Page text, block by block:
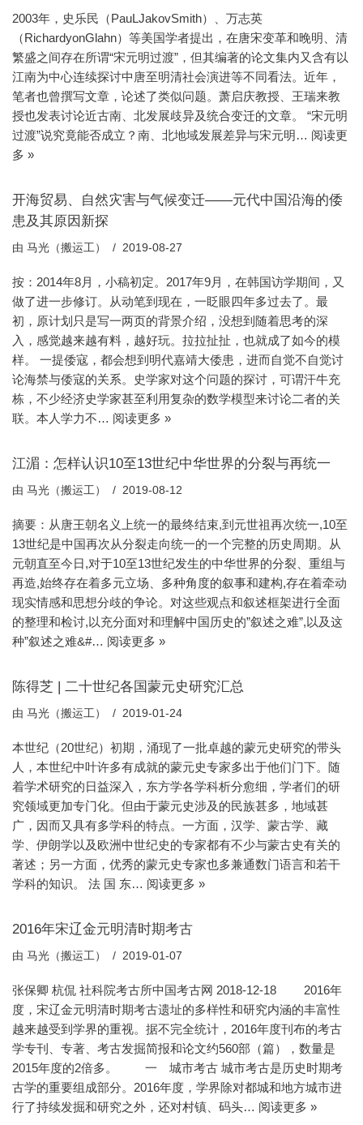
2003年，史乐民（PauLJakovSmith）、万志英
（RichardyonGlahn）等美国学者提出，在唐宋变革和晚明、清
繁盛之间存在所谓“宋元明过渡”，但其编著的论文集内又含有以
江南为中心连续探讨中唐至明清社会演进等不同看法。近年，
笔者也曾撰写文章，论述了类似问题。萧启庆教授、王瑞来教
授也发表讨论近古南、北发展歧异及统合变迁的文章。 “宋元明
过渡”说究竟能否成立？南、北地域发展差异与宋元明… 阅读更
多 »
开海贸易、自然灾害与气候变迁——元代中国沿海的倭
患及其原因新探
由 马光（搬运工） 2019-08-27
按：2014年8月，小稿初定。2017年9月，在韩国访学期间，又
做了进一步修订。从动笔到现在，一眨眼四年多过去了。最
初，原计划只是写一两页的背景介绍，没想到随着思考的深
入，感觉越来越有料，越好玩。拉拉扯扯，也就成了如今的模
样。 一提倭寇，都会想到明代嘉靖大倭患，进而自觉不自觉讨
论海禁与倭寇的关系。史学家对这个问题的探讨，可谓汗牛充
栋，不少经济史学家甚至利用复杂的数学模型来讨论二者的关
联。本人学力不… 阅读更多 »
江湄：怎样认识10至13世纪中华世界的分裂与再统一
由 马光（搬运工） 2019-08-12
摘要：从唐王朝名义上统一的最终结束,到元世祖再次统一,10至
13世纪是中国再次从分裂走向统一的一个完整的历史周期。从
元朝直至今日,对于10至13世纪发生的中华世界的分裂、重组与
再造,始终存在着多元立场、多种角度的叙事和建构,存在着牵动
现实情感和思想分歧的争论。对这些观点和叙述框架进行全面
的整理和检讨,以充分面对和理解中国历史的”叙述之难”,以及这
种”叙述之难&#… 阅读更多 »
陈得芝 | 二十世纪各国蒙元史研究汇总
由 马光（搬运工） 2019-01-24
本世纪（20世纪）初期，涌现了一批卓越的蒙元史研究的带头
人，本世纪中叶许多有成就的蒙元史专家多出于他们门下。随
着学术研究的日益深入，东方学各学科析分愈细，学者们的研
究领域更加专门化。但由于蒙元史涉及的民族甚多，地域甚
广，因而又具有多学科的特点。一方面，汉学、蒙古学、藏
学、伊朗学以及欧洲中世纪史的专家都有不少与蒙古史有关的
著述；另一方面，优秀的蒙元史专家也多兼通数门语言和若干
学科的知识。 法 国 东… 阅读更多 »
2016年宋辽金元明清时期考古
由 马光（搬运工） 2019-01-07
张保卿 杭侃 社科院考古所中国考古网 2018-12-18 2016年
度，宋辽金元明清时期考古遗址的多样性和研究内涵的丰富性
越来越受到学界的重视。据不完全统计，2016年度刊布的考古
学专刊、专著、考古发掘简报和论文约560部（篇），数量是
2015年度的2倍多。 一 城市考古 城市考古是历史时期考
古学的重要组成部分。2016年度，学界除对都城和地方城市进
行了持续发掘和研究之外，还对村镇、码头… 阅读更多 »